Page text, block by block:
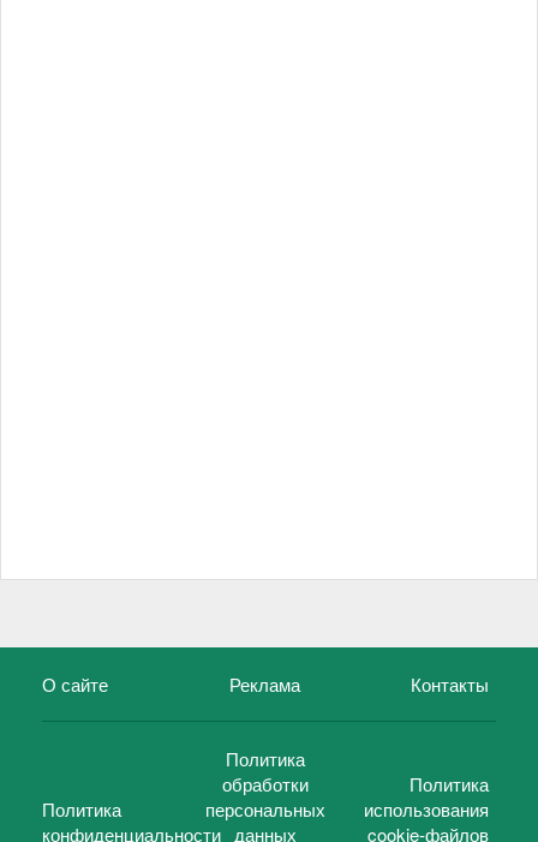
О сайте Реклама Контакты
Политика
конфиденциальности
Политика
обработки
персональных
данных
Политика
использования
cookie-файлов